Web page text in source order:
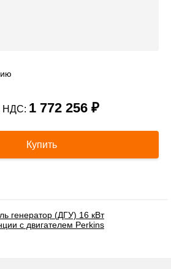
НДС: 1 772 256 ₽
Купить
генератор (ДГУ) 16 кВт
с двигателем Perkins